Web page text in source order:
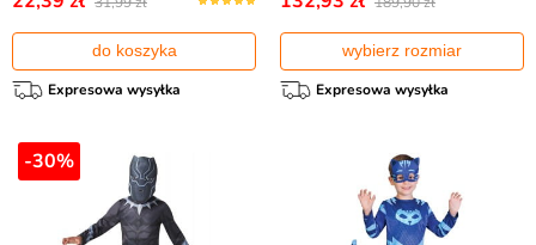
do koszyka
Expresowa wysyłka
wybierz rozmiar
Expresowa wysyłka
-30%